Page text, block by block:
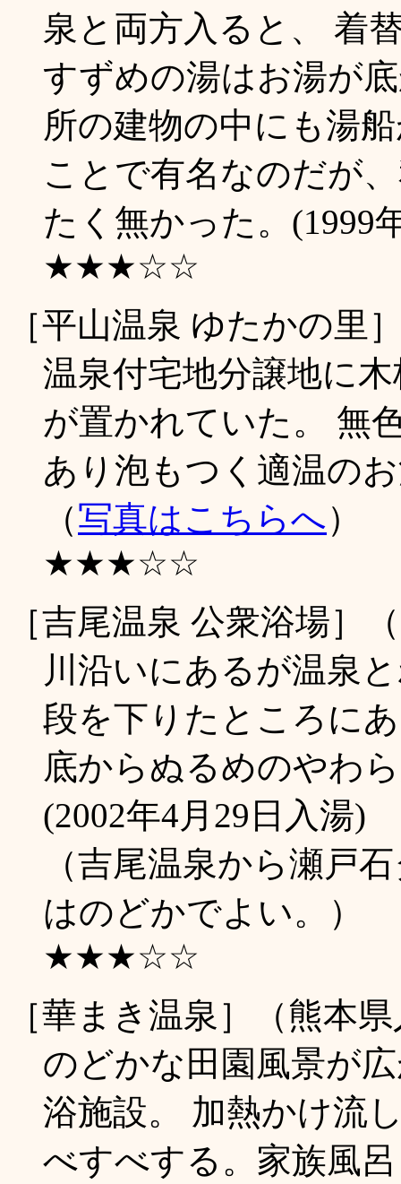
泉と両方入ると、 着
すずめの湯はお湯が
所の建物の中にも湯
ことで有名なのだが
たく無かった。(1999
★★★☆☆
［平山温泉 ゆたかの里
温泉付宅地分譲地に
が置かれていた。 無
あり泡もつく適温の
（写真はこちらへ）
★★★☆☆
［吉尾温泉 公衆浴場］
川沿いにあるが温泉
段を下りたところに
底からぬるめのやわ
(2002年4月29日入湯)
（吉尾温泉から瀬戸
はのどかでよい。）
★★★☆☆
［華まき温泉］（熊本
のどかな田園風景が
浴施設。 加熱かけ流
べすべする。家族風